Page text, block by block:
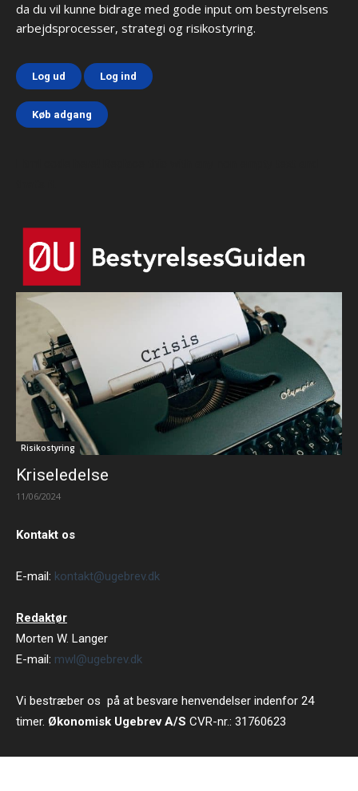
da du vil kunne bidrage med gode input om bestyrelsens
arbejdsprocesser, strategi og risikostyring.
Log ud Log ind
Køb adgang
Risikostyring
Kriseledelse
11/06/2024
Kontakt os
E-mail: kontakt@ugebrev.dk
Redaktør
Morten W. Langer
E-mail: mwl@ugebrev.dk
Vi bestræber os på at besvare henvendelser indenfor 24
timer. Økonomisk Ugebrev A/S CVR-nr.: 31760623